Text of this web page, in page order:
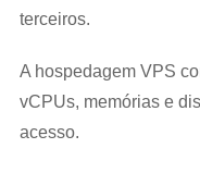
terceiros.
A hospedagem VPS
vCPUs, memórias e
acesso.